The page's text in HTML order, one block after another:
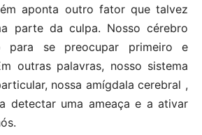
aponta outro fator que talvez
parte da culpa. Nosso cérebro
para se preocupar primeiro e
outras palavras, nosso sistema
nossa amígdala cerebral ,
detectar uma ameaça e a ativar